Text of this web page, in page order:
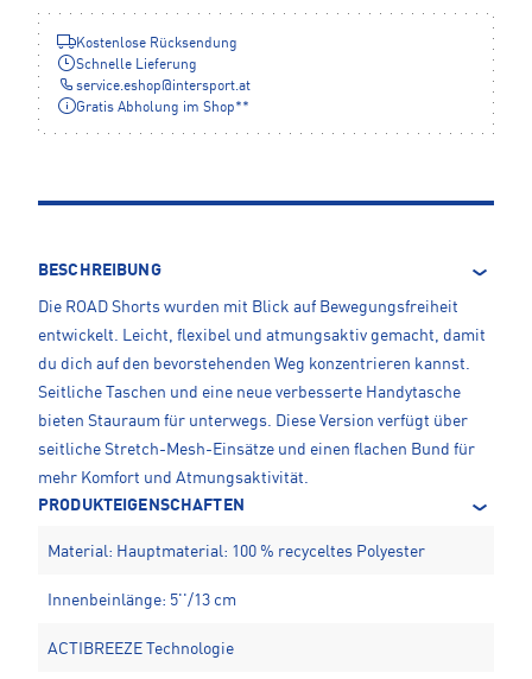
Kostenlose Rücksendung
Schnelle Lieferung
service.eshop@intersport.at
Gratis Abholung im Shop**
BESCHREIBUNG
Die ROAD Shorts wurden mit Blick auf Bewegungsfreiheit
entwickelt. Leicht, flexibel und atmungsaktiv gemacht, damit
du dich auf den bevorstehenden Weg konzentrieren kannst.
Seitliche Taschen und eine neue verbesserte Handytasche
bieten Stauraum für unterwegs. Diese Version verfügt über
seitliche Stretch-Mesh-Einsätze und einen flachen Bund für
mehr Komfort und Atmungsaktivität.
PRODUKTEIGENSCHAFTEN
Material: Hauptmaterial: 100 % recyceltes Polyester
Innenbeinlänge: 5''/13 cm
ACTIBREEZE Technologie